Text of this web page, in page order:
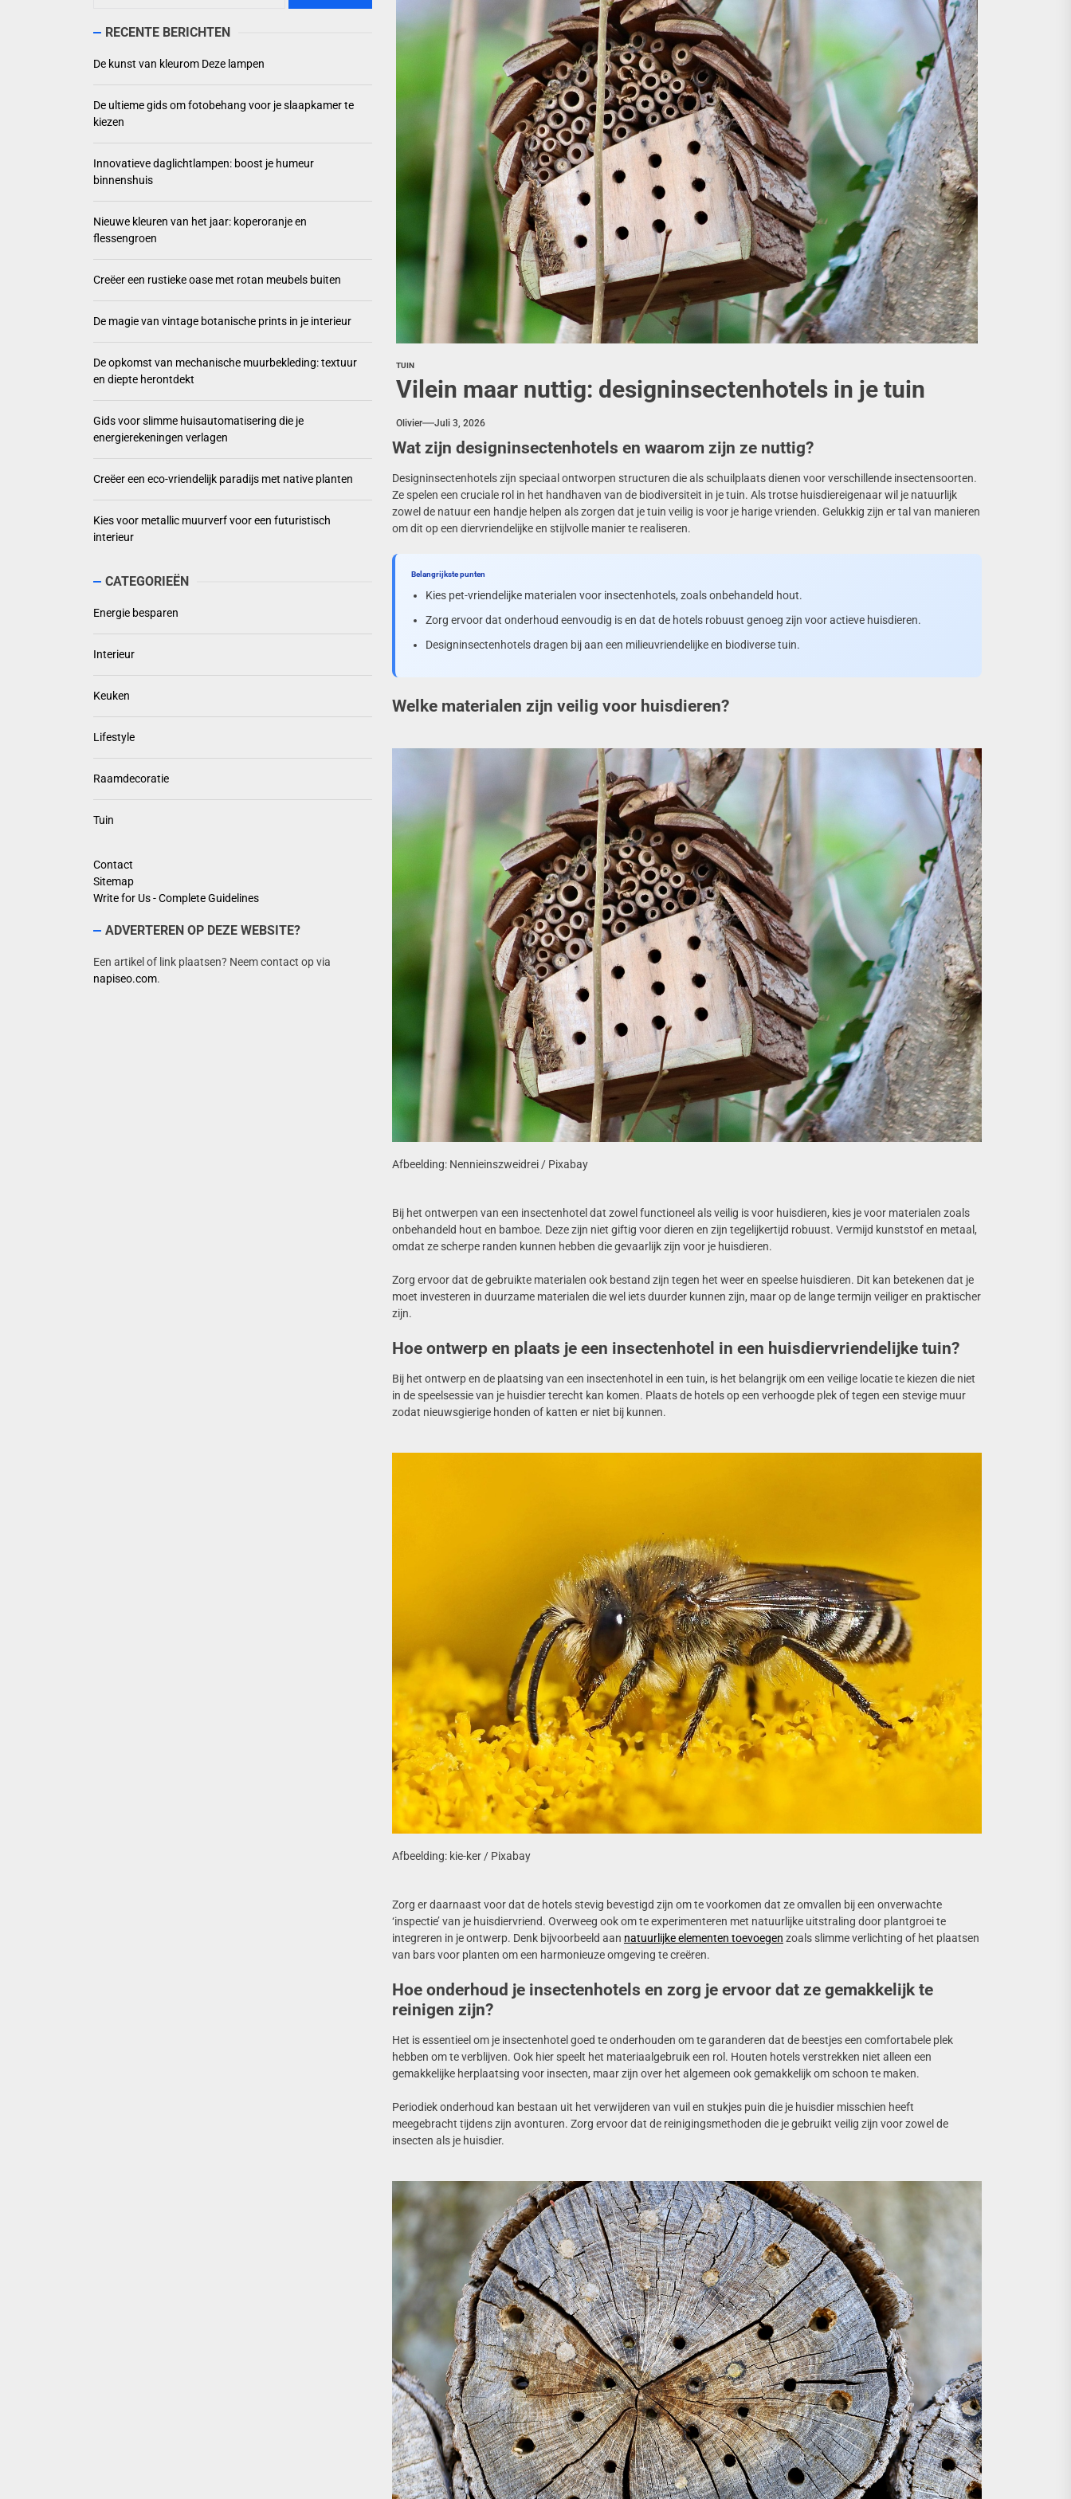
De ultieme gids om fotobehang voor je slaapkamer te kiezen
Innovatieve daglichtlampen: boost je humeur binnenshuis
Nieuwe kleuren van het jaar: koperoranje en flessengroen
Creëer een rustieke oase met rotan meubels buiten
TUIN
Vilein maar nuttig: designinsectenhotels in je tuin
Olivier Juli 3, 2026
Wat zijn designinsectenhotels en waarom zijn ze nuttig?
Designinsectenhotels zijn speciaal ontworpen structuren die als schuilplaats dienen voor verschillende insectensoorten.
Ze spelen een cruciale rol in het handhaven van de biodiversiteit in je tuin. Als trotse huisdiereigenaar wil je natuurlijk
zowel de natuur een handje helpen als zorgen dat je tuin veilig is voor je harige vrienden. Gelukkig zijn er tal van manieren
om dit op een diervriendelijke en stijlvolle manier te realiseren.
Belangrijkste punten
Kies pet-vriendelijke materialen voor insectenhotels, zoals onbehandeld hout.
Zorg ervoor dat onderhoud eenvoudig is en dat de hotels robuust genoeg zijn voor actieve huisdieren.
Designinsectenhotels dragen bij aan een milieuvriendelijke en biodiverse tuin.
Welke materialen zijn veilig voor huisdieren?
Afbeelding: Nennieinszweidrei / Pixabay
Bij het ontwerpen van een insectenhotel dat zowel functioneel als veilig is voor huisdieren, kies je voor materialen zoals
onbehandeld hout en bamboe. Deze zijn niet giftig voor dieren en zijn tegelijkertijd robuust. Vermijd kunststof en metaal,
omdat ze scherpe randen kunnen hebben die gevaarlijk zijn voor je huisdieren.
Zorg ervoor dat de gebruikte materialen ook bestand zijn tegen het weer en speelse huisdieren. Dit kan betekenen dat je
moet investeren in duurzame materialen die wel iets duurder kunnen zijn, maar op de lange termijn veiliger en praktischer
zijn.
Hoe ontwerp en plaats je een insectenhotel in een huisdiervriendelijke tuin?
Bij het ontwerp en de plaatsing van een insectenhotel in een tuin, is het belangrijk om een veilige locatie te kiezen die niet
in de speelsessie van je huisdier terecht kan komen. Plaats de hotels op een verhoogde plek of tegen een stevige muur
zodat nieuwsgierige honden of katten er niet bij kunnen.
Afbeelding: kie-ker / Pixabay
Zorg er daarnaast voor dat de hotels stevig bevestigd zijn om te voorkomen dat ze omvallen bij een onverwachte
‘inspectie’ van je huisdiervriend. Overweeg ook om te experimenteren met natuurlijke uitstraling door plantgroei te
integreren in je ontwerp. Denk bijvoorbeeld aan natuurlijke elementen toevoegen zoals slimme verlichting of het plaatsen
van bars voor planten om een harmonieuze omgeving te creëren.
Hoe onderhoud je insectenhotels en zorg je ervoor dat ze gemakkelijk te
reinigen zijn?
Het is essentieel om je insectenhotel goed te onderhouden om te garanderen dat de beestjes een comfortabele plek
hebben om te verblijven. Ook hier speelt het materiaalgebruik een rol. Houten hotels verstrekken niet alleen een
gemakkelijke herplaatsing voor insecten, maar zijn over het algemeen ook gemakkelijk om schoon te maken.
Periodiek onderhoud kan bestaan uit het verwijderen van vuil en stukjes puin die je huisdier misschien heeft
meegebracht tijdens zijn avonturen. Zorg ervoor dat de reinigingsmethoden die je gebruikt veilig zijn voor zowel de
insecten als je huisdier.
RECENTE BERICHTEN
De kunst van kleurom Deze lampen
De ultieme gids om fotobehang voor je slaapkamer te
kiezen
Innovatieve daglichtlampen: boost je humeur
binnenshuis
Nieuwe kleuren van het jaar: koperoranje en
flessengroen
Creëer een rustieke oase met rotan meubels buiten
De magie van vintage botanische prints in je interieur
De opkomst van mechanische muurbekleding: textuur
en diepte herontdekt
Gids voor slimme huisautomatisering die je
energierekeningen verlagen
Creëer een eco-vriendelijk paradijs met native planten
Kies voor metallic muurverf voor een futuristisch
interieur
CATEGORIEËN
Energie besparen
Interieur
Keuken
Lifestyle
Raamdecoratie
Tuin
Contact
Sitemap
Write for Us - Complete Guidelines
ADVERTEREN OP DEZE WEBSITE?
Een artikel of link plaatsen? Neem contact op via
napiseo.com.